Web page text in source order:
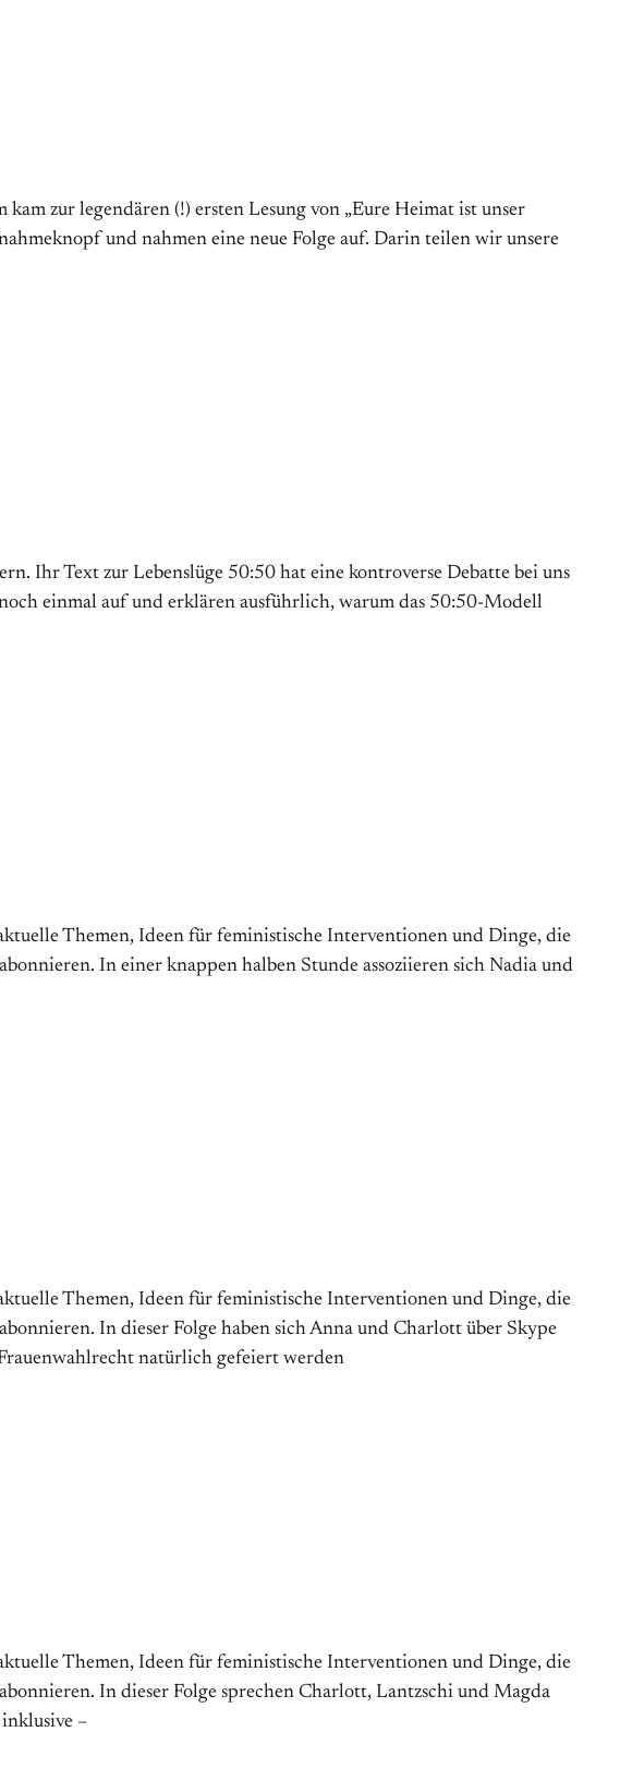
zur legendären (!) ersten Lesung von „Eure Heimat ist unser
und nahmen eine neue Folge auf. Darin teilen wir unsere
Ihr Text zur Lebenslüge 50:50 hat eine kontroverse Debatte bei uns
einmal auf und erklären ausführlich, warum das 50:50-Modell
Themen, Ideen für feministische Interventionen und Dinge, die
In einer knappen halben Stunde assoziieren sich Nadia und
Themen, Ideen für feministische Interventionen und Dinge, die
In dieser Folge haben sich Anna und Charlott über Skype
natürlich gefeiert werden
Themen, Ideen für feministische Interventionen und Dinge, die
In dieser Folge sprechen Charlott, Lantzschi und Magda
–